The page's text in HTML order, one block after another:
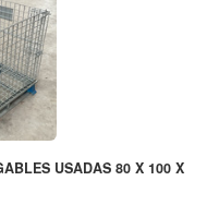
USADAS 80 X 100 X